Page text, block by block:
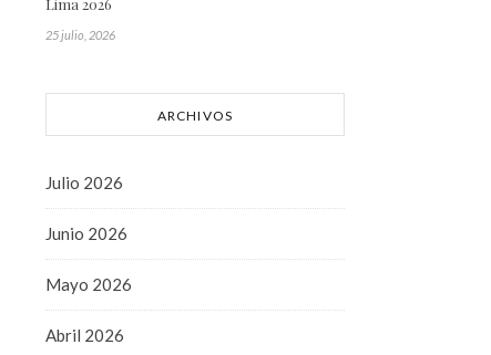
Lima 2026
25 julio, 2026
ARCHIVOS
Julio 2026
Junio 2026
Mayo 2026
Abril 2026